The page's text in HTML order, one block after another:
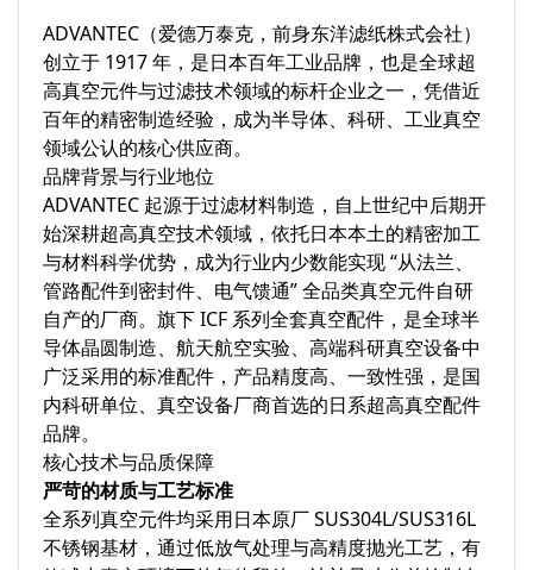
ADVANTEC（爱德万泰克，前身东洋滤纸株式会社）
创立于 1917 年，是日本百年工业品牌，也是全球超
高真空元件与过滤技术领域的标杆企业之一，凭借近
百年的精密制造经验，成为半导体、科研、工业真空
领域公认的核心供应商。
品牌背景与行业地位
ADVANTEC 起源于过滤材料制造，自上世纪中后期开
始深耕超高真空技术领域，依托日本本土的精密加工
与材料科学优势，成为行业内少数能实现 “从法兰、
管路配件到密封件、电气馈通” 全品类真空元件自研
自产的厂商。旗下 ICF 系列全套真空配件，是全球半
导体晶圆制造、航天航空实验、高端科研真空设备中
广泛采用的标准配件，产品精度高、一致性强，是国
内科研单位、真空设备厂商首选的日系超高真空配件
品牌。
核心技术与品质保障
严苛的材质与工艺标准
全系列真空元件均采用日本原厂 SUS304L/SUS316L
不锈钢基材，通过低放气处理与高精度抛光工艺，有